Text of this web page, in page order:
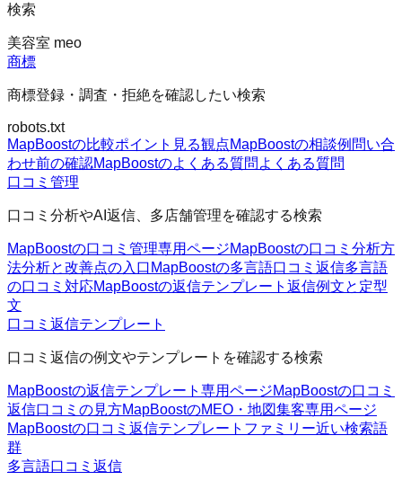
検索
美容室 meo
商標
商標登録・調査・拒絶を確認したい検索
robots.txt
MapBoostの比較ポイント 見る観点MapBoostの相談例 問い合
わせ前の確認MapBoostのよくある質問 よくある質問
口コミ管理
口コミ分析やAI返信、多店舗管理を確認する検索
MapBoostの口コミ管理専用ページMapBoostの口コミ分析方
法分析と改善点の入口 MapBoostの多言語口コミ返信多言語
の口コミ対応MapBoostの返信テンプレート 返信例文と定型
文
口コミ返信テンプレート
口コミ返信の例文やテンプレートを確認する検索
MapBoostの返信テンプレート 専用ページMapBoostの口コミ
返信口コミの見方MapBoostのMEO・地図集客専用ページ
MapBoostの口コミ返信テンプレートファミリー近い検索語
群
多言語口コミ返信